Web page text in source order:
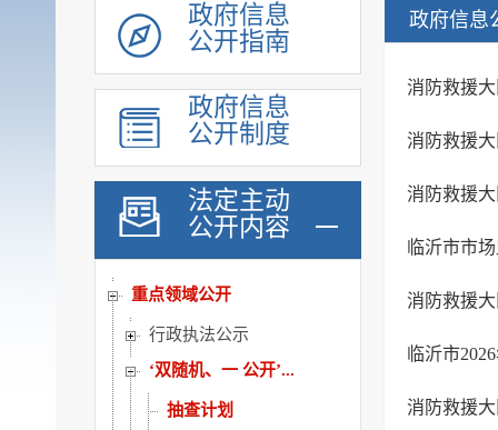
政府信息
公开指南
政府信息
公开制度
法定主动
公开内容
机构职能
公示公告
会议公开
统计信息
规划计划
行政权力运行公开
重点领域公开
行政执法公示
‘双随机、一 公开’...
抽查计划
政府信息
消防救援
消防救援
消防救援
临沂市市
消防救援
临沂市
消防救援